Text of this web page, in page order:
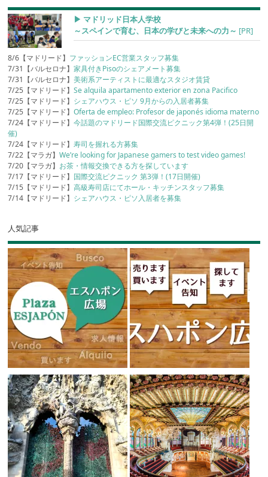
▶︎ マドリッド日本人学校
～スペインで育む、日本の学びと未来への力～ [PR]
8/6【マドリード】 ファッションEC営業スタッフ募集
7/31【バルセロナ】家具付きPisoのシェアメート募集
7/31【バルセロナ】美術系アーティストに最適なスタジオ賃貸
7/25【マドリード】Se alquila apartamento exterior en zona Pacifico
7/25【マドリード】 シェアハウス・ピソ 9月からの入居者募集
7/25【マドリード】Oferta de empleo: Profesor de japonés idioma materno
7/24【マドリード】今話題のマドリード国際交流ピクニック第4弾！(25日開
催)
7/24【マドリード】寿司を握れる方募集
7/22【マラガ】We’re looking for Japanese gamers to test video games!
7/20【マラガ】 お茶・情報交換できる方を探しています
7/17【マドリード】 国際交流ピクニック 第3弾！(17日開催)
7/15【マドリード】高級寿司店にてホール・キッチンスタッフ募集
7/14【マドリード】 シェアハウス・ピソ入居者を募集
人気記事